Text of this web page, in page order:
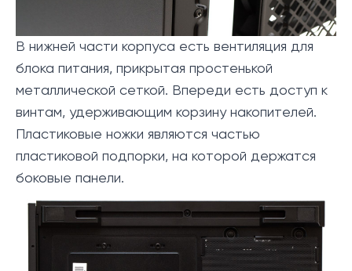
В нижней части корпуса есть вентиляция для
блока питания, прикрытая простенькой
металлической сеткой. Впереди есть доступ к
винтам, удерживающим корзину накопителей.
Пластиковые ножки являются частью
пластиковой подпорки, на которой держатся
боковые панели.